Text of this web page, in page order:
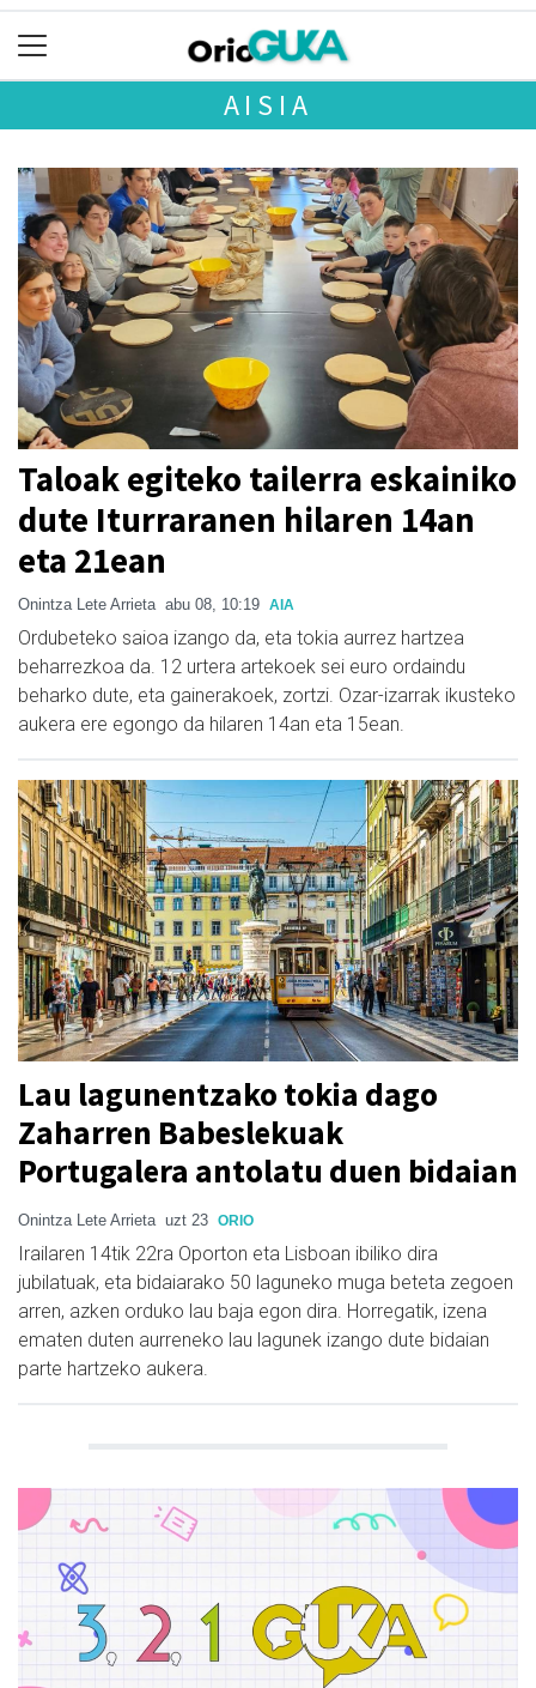
AISIA
Taloak egiteko tailerra eskainiko
dute Iturraranen hilaren 14an
eta 21ean
Onintza Lete Arrieta abu 08, 10:19 AIA
Ordubeteko saioa izango da, eta tokia aurrez hartzea
beharrezkoa da. 12 urtera artekoek sei euro ordaindu
beharko dute, eta gainerakoek, zortzi. Ozar-izarrak ikusteko
aukera ere egongo da hilaren 14an eta 15ean.
Lau lagunentzako tokia dago
Zaharren Babeslekuak
Portugalera antolatu duen bidaian
Onintza Lete Arrieta uzt 23 ORIO
Irailaren 14tik 22ra Oporton eta Lisboan ibiliko dira
jubilatuak, eta bidaiarako 50 laguneko muga beteta zegoen
arren, azken orduko lau baja egon dira. Horregatik, izena
ematen duten aurreneko lau lagunek izango dute bidaian
parte hartzeko aukera.